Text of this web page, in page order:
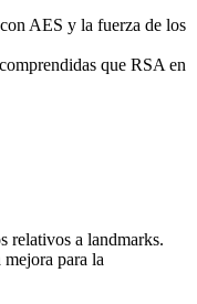
AES y la fuerza de los
que RSA en
relativos a landmarks.
para la